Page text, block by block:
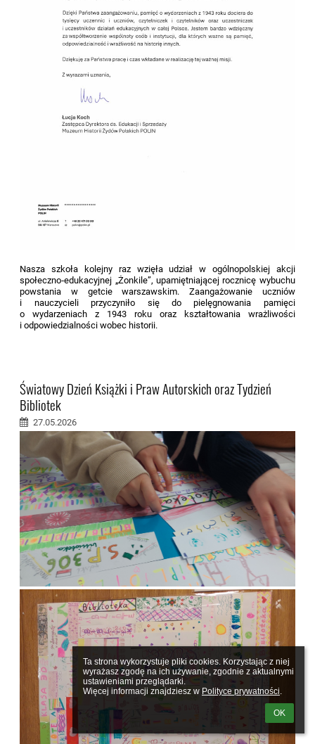
Ta strona wykorzystuje pliki cookies. Korzystając z niej
wyrażasz zgodę na ich używanie, zgodnie z aktualnymi
ustawieniami przeglądarki.
Więcej informacji znajdziesz w Polityce prywatności.
OK
Nasza szkoła kolejny raz wzięła udział w ogólnopolskiej akcji
społeczno‑edukacyjnej „Żonkile”, upamiętniającej rocznicę wybuchu
powstania w getcie warszawskim. Zaangażowanie uczniów
i nauczycieli przyczyniło się do pielęgnowania pamięci
o wydarzeniach z 1943 roku oraz kształtowania wrażliwości
i odpowiedzialności wobec historii.
Światowy Dzień Książki i Praw Autorskich oraz Tydzień
Bibliotek
27.05.2026